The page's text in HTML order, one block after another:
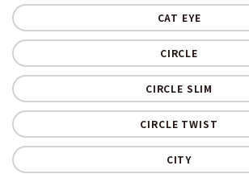
CAT EYE
CIRCLE
CIRCLE SLIM
CIRCLE TWIST
CITY